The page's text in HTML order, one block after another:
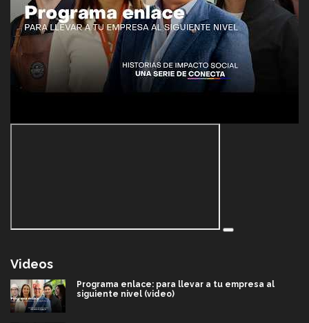
Videos
Programa enlace: para llevar a tu empresa al
siguiente nivel (video)